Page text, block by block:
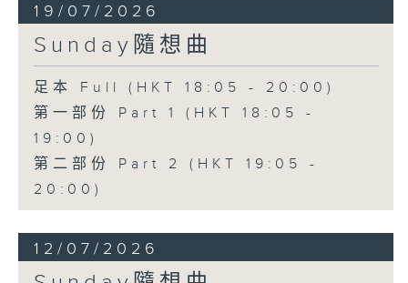
19/07/2026
Sunday隨想曲
足本 Full (HKT 18:05 - 20:00)
第一部份 Part 1 (HKT 18:05 -
19:00)
第二部份 Part 2 (HKT 19:05 -
20:00)
12/07/2026